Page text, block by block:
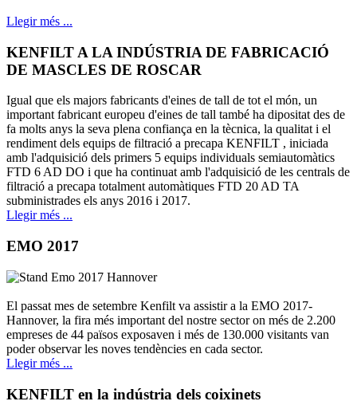
Llegir més ...
KENFILT A LA INDÚSTRIA DE FABRICACIÓ
DE MASCLES DE ROSCAR
Igual que els majors fabricants d'eines de tall de tot el món, un
important fabricant europeu d'eines de tall també ha dipositat des de
fa molts anys la seva plena confiança en la tècnica, la qualitat i el
rendiment dels equips de filtració a precapa KENFILT , iniciada
amb l'adquisició dels primers 5 equips individuals semiautomàtics
FTD 6 AD DO i que ha continuat amb l'adquisició de les centrals de
filtració a precapa totalment automàtiques FTD 20 AD TA
subministrades els anys 2016 i 2017.
Llegir més ...
EMO 2017
El passat mes de setembre Kenfilt va assistir a la EMO 2017-
Hannover, la fira més important del nostre sector on més de 2.200
empreses de 44 països exposaven i més de 130.000 visitants van
poder observar les noves tendències en cada sector.
Llegir més ...
KENFILT en la indústria dels coixinets